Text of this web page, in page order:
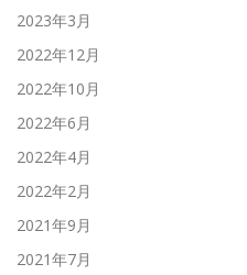
2023年3月
2022年12月
2022年10月
2022年6月
2022年4月
2022年2月
2021年9月
2021年7月